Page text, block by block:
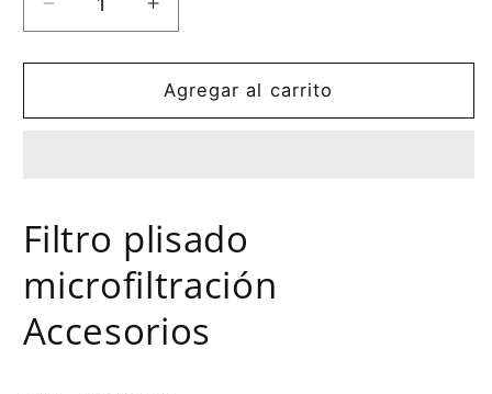
Reducir
cantidad
para
plisado
Aumentar
cantidad
para
Filtro
plisado
Agregar al carrito
Filtro plisado
microfiltración
Accesorios